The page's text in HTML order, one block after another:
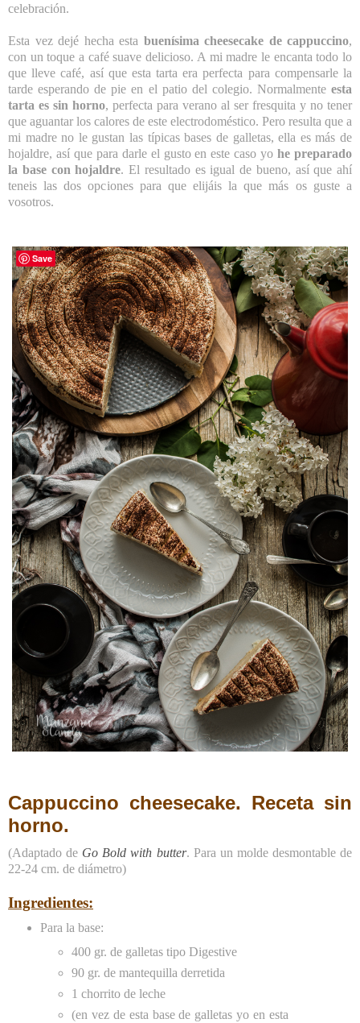
celebración.
Esta vez dejé hecha esta buenísima cheesecake de cappuccino,
con un toque a café suave delicioso. A mi madre le encanta todo lo
que lleve café, así que esta tarta era perfecta para compensarle la
tarde esperando de pie en el patio del colegio. Normalmente esta
tarta es sin horno, perfecta para verano al ser fresquita y no tener
que aguantar los calores de este electrodoméstico. Pero resulta que a
mi madre no le gustan las típicas bases de galletas, ella es más de
hojaldre, así que para darle el gusto en este caso yohe preparado
la base con hojaldre. El resultado es igual de bueno, así que ahí
teneis las dos opciones para que elijáis la que más os guste a
vosotros.
Cappuccino cheesecake. Receta sin
horno.
(Adaptado de Go Bold with butter. Para un molde desmontable de
22-24 cm. de diámetro)
Ingredientes:
Para la base:
400 gr. de galletas tipo Digestive
90 gr. de mantequilla derretida
1 chorrito de leche
(en vez de esta base de galletas yo en esta
Save